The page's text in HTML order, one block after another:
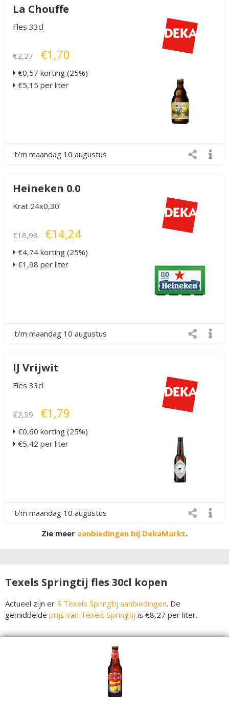
La Chouffe
Fles 33cl
€2,27 €1,70
€0,57 korting (25%)
€5,15 per liter
t/m maandag 10 augustus
Heineken 0.0
Krat 24x0,30
€18,98 €14,24
€4,74 korting (25%)
€1,98 per liter
t/m maandag 10 augustus
IJ Vrijwit
Fles 33cl
€2,39 €1,79
€0,60 korting (25%)
€5,42 per liter
t/m maandag 10 augustus
Zie meer aanbiedingen bij DekaMarkt.
Texels Springtij fles 30cl kopen
Actueel zijn er 5 Texels Springtij aanbiedingen. De
gemiddelde prijs van Texels Springtij is €8,27 per liter.